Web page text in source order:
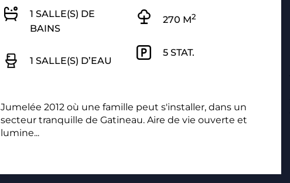
1 SALLE(S) DE
BAINS
1 SALLE(S) D’EAU
270 M2
5 STAT.
Jumelée 2012 où une famille peut s'installer, dans un
secteur tranquille de Gatineau. Aire de vie ouverte et
lumine...